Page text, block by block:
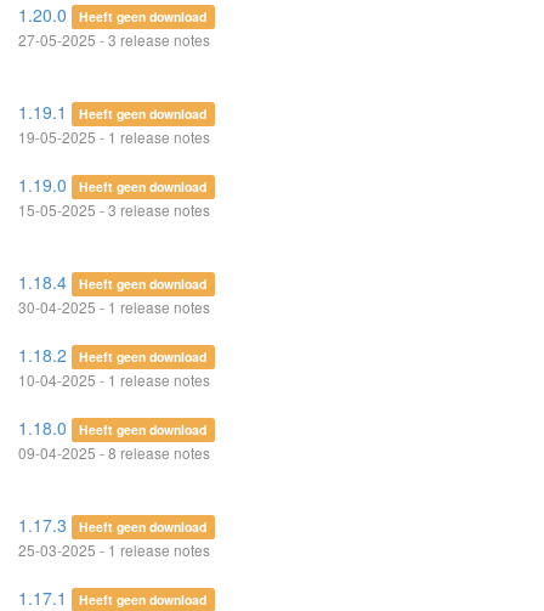
1.20.0 Heeft geen download
27-05-2025 - 3 release notes
1.19.1 Heeft geen download
19-05-2025 - 1 release notes
1.19.0 Heeft geen download
15-05-2025 - 3 release notes
1.18.4 Heeft geen download
30-04-2025 - 1 release notes
1.18.2 Heeft geen download
10-04-2025 - 1 release notes
1.18.0 Heeft geen download
09-04-2025 - 8 release notes
1.17.3 Heeft geen download
25-03-2025 - 1 release notes
1.17.1 Heeft geen download